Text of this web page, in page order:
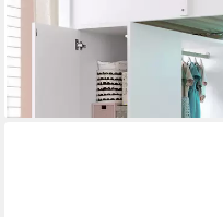
479,99 €
-45%
lieferbar - in 5-6 Werktagen bei dir